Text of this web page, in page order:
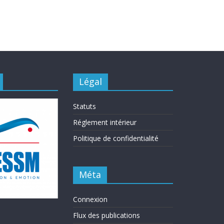
Légal
Statuts
Réglement intérieur
Politique de confidentialité
Méta
Connexion
Flux des publications